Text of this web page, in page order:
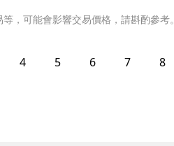
，可能會影響交易價格，請斟酌參考。
4 5 6 7 8